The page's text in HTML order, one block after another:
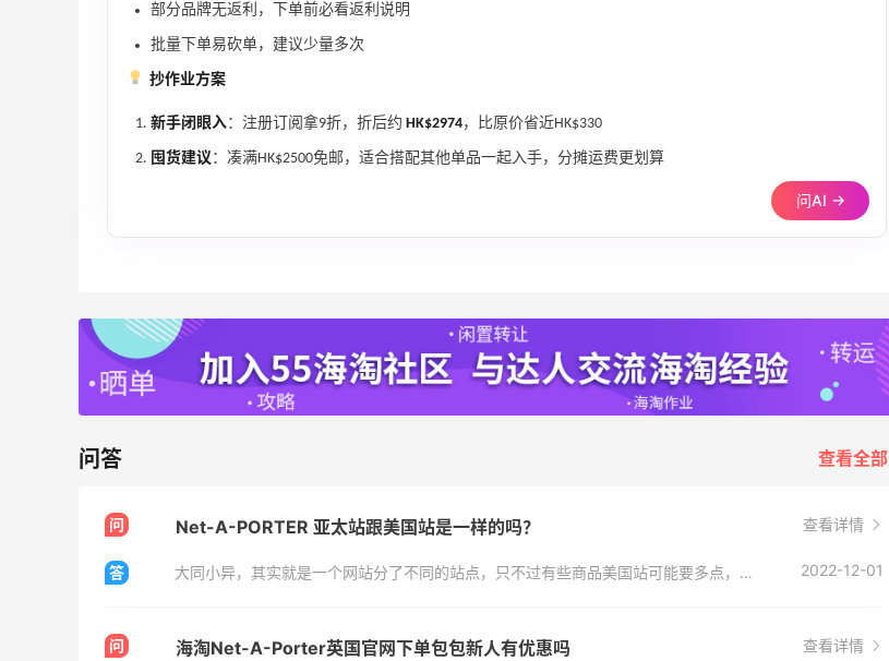
部分品牌无返利，下单前必看返利说明
批量下单易砍单，建议少量多次
抄作业方案
新手闭眼入：注册订阅拿9折，折后约 HK$2974，比原价省近HK$330
囤货建议 ：凑满HK$2500免邮，适合搭配其他单品一起入手，分摊运费更划算
问AI →
问答 查看全部
问 Net-A-PORTER 亚太站跟美国站是一样的吗？ 查看详情
答 大同小异，其实就是一个网站分了不同的站点，只不过有些商品美国站可能要多点，然后亚太站支持直邮HK地区。 2022-12-01
问 海淘Net-A-Porter英国官网下单包包新人有优惠吗 查看详情
Belly Bandit
4%返利
42人获得返利
TIMEBEAM (US)
最高10%返利
RFM Denim
烤肉五花肉才是最好吃的～滋滋冒油非常
iherb购入鱼油镁片Q10三件套